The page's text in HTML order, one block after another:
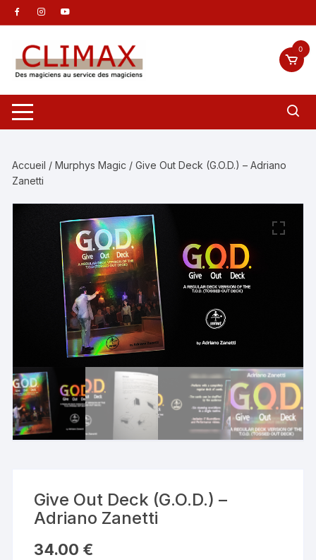
Aller
au
contenu
0
Accueil /Murphys Magic / Give Out Deck (G.O.D.) – Adriano
Zanetti
Give Out Deck (G.O.D.) –
Adriano Zanetti
34.00 €